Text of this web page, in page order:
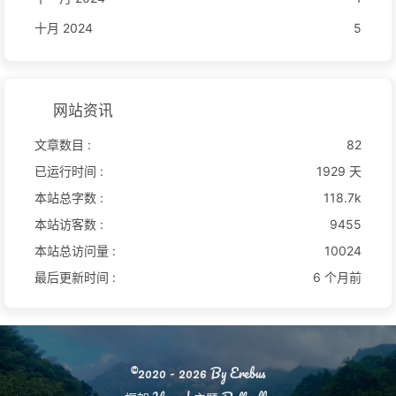
十月 2024
5
网站资讯
文章数目 :
82
已运行时间 :
1929 天
本站总字数 :
118.7k
本站访客数 :
9455
本站总访问量 :
10024
最后更新时间 :
6 个月前
©2020 - 2026 By Erebus